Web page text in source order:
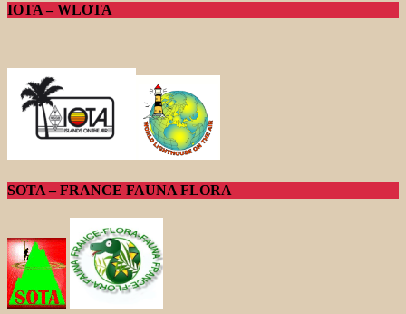
IOTA – WLOTA
SOTA – FRANCE FAUNA FLORA